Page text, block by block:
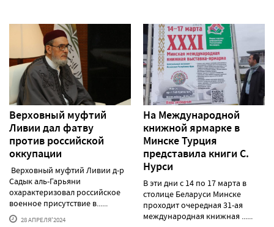
Верховный муфтий
Ливии дал фатву
против российской
оккупации
Верховный муфтий Ливии д-р
Садык аль-Гарьяни
охарактеризовал российское
военное присутствие в......
28 АПРЕЛЯ'2024
На Международной
книжной ярмарке в
Минске Турция
представила книги С.
Нурси
В эти дни с 14 по 17 марта в
столице Беларуси Минске
проходит очередная 31-ая
международная книжная ......